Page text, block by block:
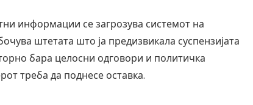
информации се загрозува системот на
штетата што ја предизвикала суспензијата
бара целосни одговори и политичка
треба да поднесе оставка.